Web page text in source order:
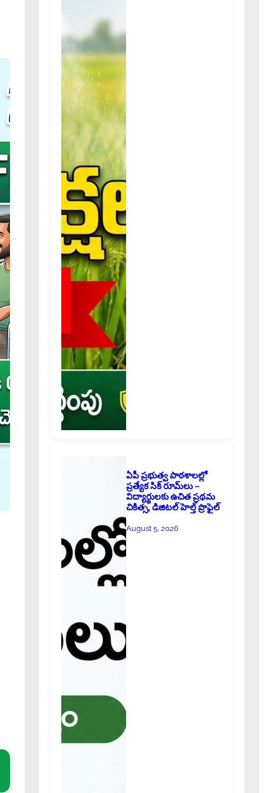
ఏపీ ప్రభుత్వ పాఠశాలల్లో
ప్రత్యేక సిక్ రూమ్‌లు –
విద్యార్థులకు ఉచిత ప్రథమ
చికిత్స, డిజిటల్ హెల్త్ ప్రొఫైల్
August 5, 2026